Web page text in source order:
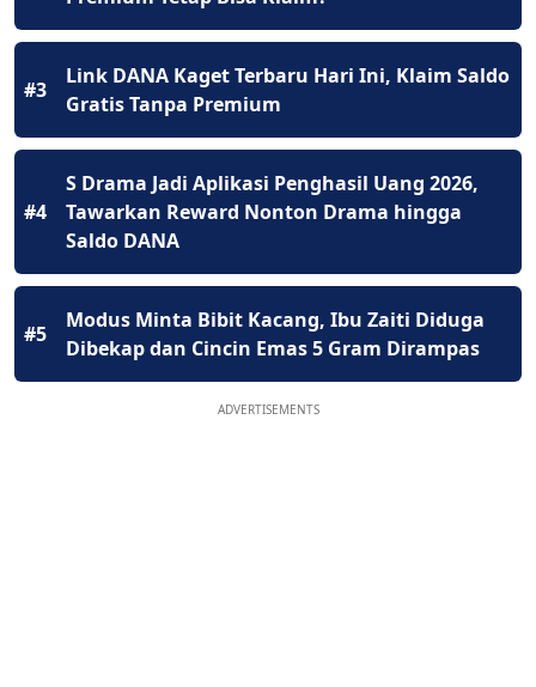
#3
Link DANA Kaget Terbaru Hari Ini, Klaim Saldo
Gratis Tanpa Premium
#4
S Drama Jadi Aplikasi Penghasil Uang 2026,
Tawarkan Reward Nonton Drama hingga
Saldo DANA
#5
Modus Minta Bibit Kacang, Ibu Zaiti Diduga
Dibekap dan Cincin Emas 5 Gram Dirampas
ADVERTISEMENTS